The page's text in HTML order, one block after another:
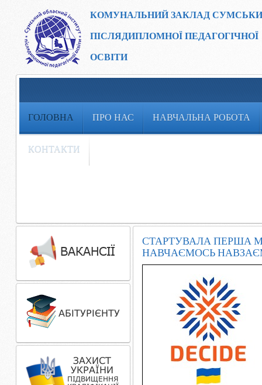
КОМУНАЛЬНИЙ ЗАКЛАД
ПІСЛЯДИПЛОМНОЇ ПЕДАГОГІЧНОЇ
ОСВІТИ
ГОЛОВНА ПРО НАС НАВЧАЛЬНА РОБОТА
КОНТАКТИ
СТАРТУВАЛА ПЕРША
НАВЧАЄМОСЬ